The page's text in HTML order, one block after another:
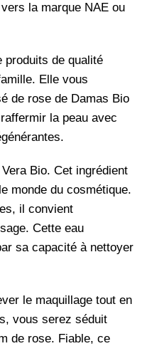
la marque NAE ou
produits de qualité
Elle vous
de rose de Damas Bio
la peau avec
Bio. Cet ingrédient
monde du cosmétique.
il convient
Cette eau
sa capacité à nettoyer
le maquillage tout en
vous serez séduit
de rose. Fiable, ce